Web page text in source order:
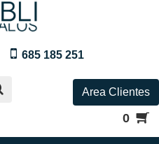
685 185 251
Area Clientes
0